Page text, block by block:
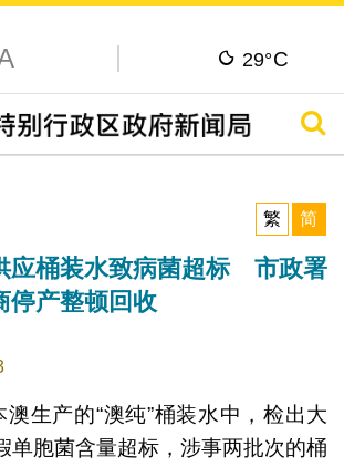
29°C
搜寻
繁
简
应桶装水致病菌超标 市政署
停产整顿回收
澳生产的“澳纯”桶装水中，检出大
单胞菌含量超标，涉事两批次的桶